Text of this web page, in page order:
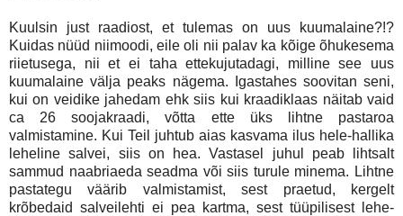
Kuulsin just raadiost, et tulemas on uus kuumalaine?!?
Kuidas nüüd niimoodi, eile oli nii palav ka kõige õhukesema
riietusega, nii et ei taha ettekujutadagi, milline see uus
kuumalaine välja peaks nägema. Igastahes soovitan seni,
kui on veidike jahedam ehk siis kui kraadiklaas näitab vaid
ca 26 soojakraadi, võtta ette üks lihtne pastaroa
valmistamine. Kui Teil juhtub aias kasvama ilus hele-hallika
leheline salvei, siis on hea. Vastasel juhul peab lihtsalt
sammud naabriaeda seadma või siis turule minema. Lihtne
pastategu väärib valmistamist, sest praetud, kergelt
krõbedaid salveilehti ei pea kartma, sest tüüpilisest lehe-